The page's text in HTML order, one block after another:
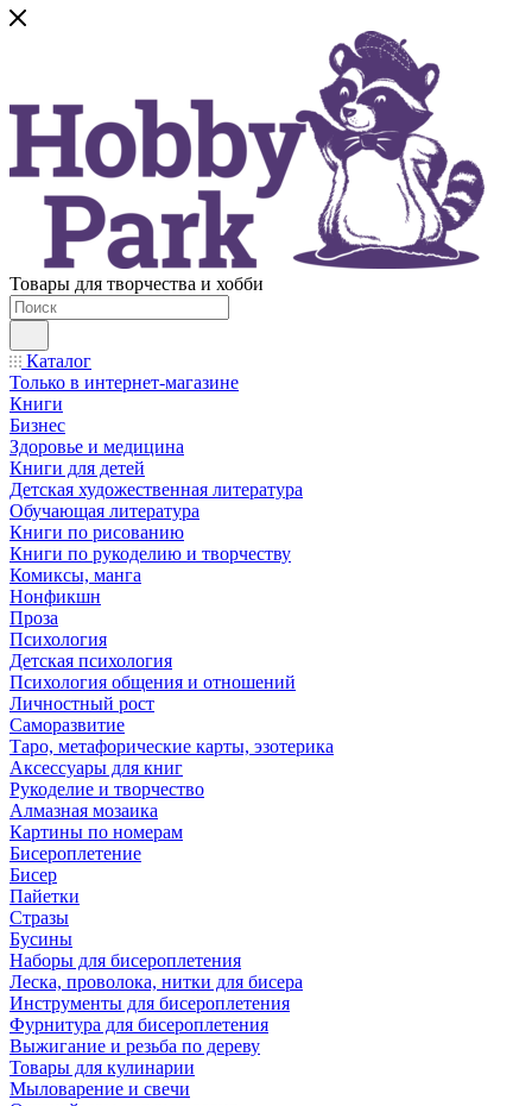
Товары для творчества и хобби
Каталог
Только в интернет-магазине
Книги
Бизнес
Здоровье и медицина
Книги для детей
Детская художественная литература
Обучающая литература
Книги по рисованию
Книги по рукоделию и творчеству
Комиксы, манга
Нонфикшн
Проза
Психология
Детская психология
Психология общения и отношений
Личностный рост
Саморазвитие
Таро, метафорические карты, эзотерика
Аксессуары для книг
Рукоделие и творчество
Алмазная мозаика
Картины по номерам
Бисероплетение
Бисер
Пайетки
Стразы
Бусины
Наборы для бисероплетения
Леска, проволока, нитки для бисера
Инструменты для бисероплетения
Фурнитура для бисероплетения
Выжигание и резьба по дереву
Товары для кулинарии
Мыловарение и свечи